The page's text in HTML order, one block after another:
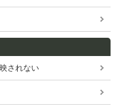
されない